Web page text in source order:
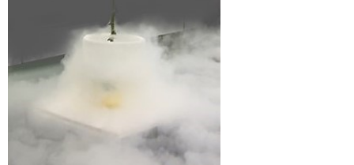
屋外展示 D51形蒸気機関車
開館時間・プラネタリウム投影時間・観覧料
カフェ・ショップ
アクセス・駐車場
科学館資料の特別利用料
団体利用予約
幼稚園・保育園団体
かわさき星空ウォッチング
プラネタリウム一般団体貸切利用「星空自由空間」
計画・年報・評価・議事録